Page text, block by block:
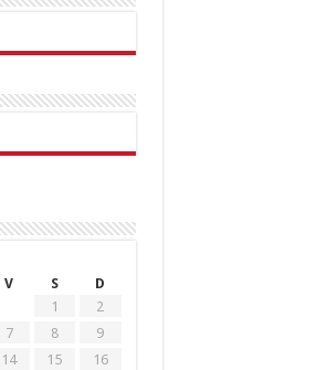
V S
D
1
2
7 8
9
14 15
16